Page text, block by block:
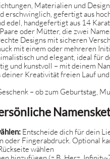
Materialien und
erschwinglich, gefertigt aus
edel, handgefertigt aus 14
oder Mütter, die zwei
Designs mit sicheren
mit einem oder mehreren
und elegant, ideal für
und kunstvoll – mit deinem
deiner Kreativität freien Lauf
– ob zum Geburtstag,
Entscheide dich für dein
oder Fingerabdruck. Optional
wählen